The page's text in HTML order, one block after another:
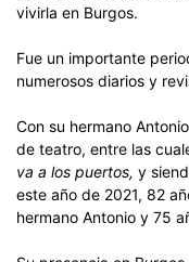
vivirla en Burgos.
Fue un importante
numerosos diarios y
Con su hermano
de teatro, entre las
va a los puertos, y
este año de 2021, 82
hermano Antonio y 75